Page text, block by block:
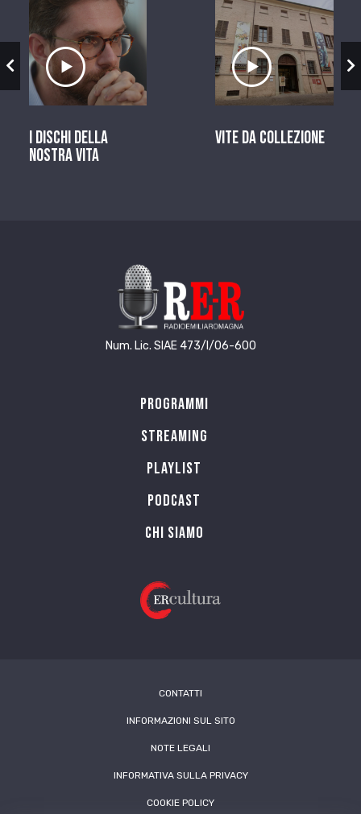
Ascolta il servizio
I dischi della
nostra vita
Ascolta il
Vite da Collezione
Num. Lic. SIAE 473/I/06-600
Programmi
Streaming
Playlist
PODCAST
Chi siamo
CONTATTI
INFORMAZIONI SUL SITO
NOTE LEGALI
INFORMATIVA SULLA PRIVACY
COOKIE POLICY